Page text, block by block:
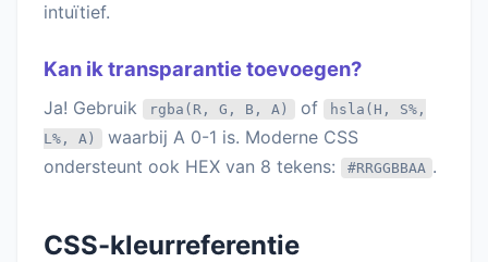
intuïtief.
Kan ik transparantie toevoegen?
Ja! Gebruik rgba(R, G, B, A) of
hsla(H, S%,
L%, A)
waarbij A 0-1 is. Moderne CSS
ondersteunt ook HEX van 8 tekens:
#RRGGBBAA .
CSS-kleurreferentie